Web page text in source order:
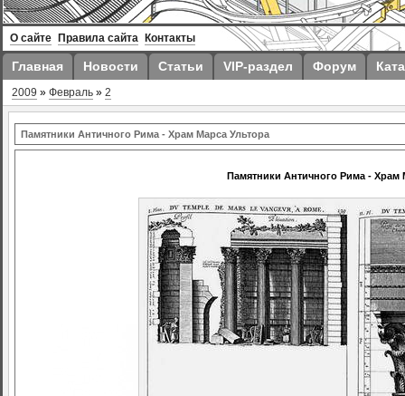
О сайте Правила сайта Контакты
Главная Новости Статьи VIP-раздел Форум
2009 » Февраль » 2
Памятники Античного Рима - Храм Марса Ультора
Памятники Античного Рима - Храм